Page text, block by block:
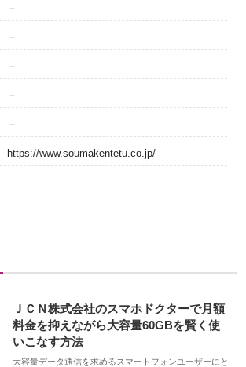
－
－
－
－
－
https://www.soumakentetu.co.jp/
ＪＣＮ株式会社のスマホドクターで月額
料金を抑えながら大容量60GBを賢く使
いこなす方法
大容量データ通信を求めるスマートフォンユーザーにと